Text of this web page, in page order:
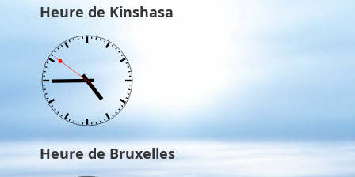
Heure de Kinshasa
Heure de Bruxelles